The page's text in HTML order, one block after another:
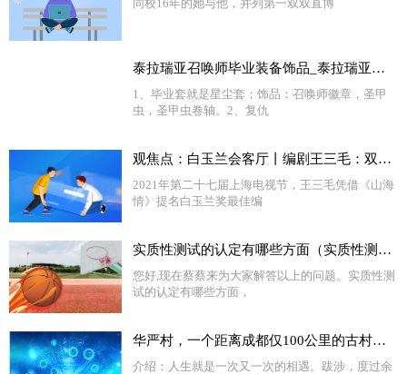
同校16年的她与他，并列第一双双直博
泰拉瑞亚召唤师毕业装备饰品_泰拉瑞亚召唤师毕业饰品_今日观点
1、毕业套就是星尘套；饰品：召唤师徽章，圣甲
虫，圣甲虫卷轴。2、复仇
观焦点：白玉兰会客厅丨编剧王三毛：双腿走入生活，用情用心创作
2021年第二十七届上海电视节，王三毛凭借《山海
情》提名白玉兰奖最佳编
实质性测试的认定有哪些方面（实质性测试）
您好,现在蔡蔡来为大家解答以上的问题。实质性测
试的认定有哪些方面，
华严村，一个距离成都仅100公里的古村落，隐藏着川西最大的古聚落
介绍：人生就是一次又一次的相遇。跋涉，度过余